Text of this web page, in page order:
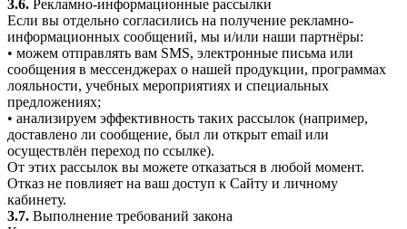
3.6. Рекламно-информационные рассылки
Если вы отдельно согласились на получение рекламно-
информационных сообщений, мы и/или наши партнёры:
• можем отправлять вам SMS, электронные письма или
сообщения в мессенджерах о нашей продукции, программах
лояльности, учебных мероприятиях и специальных
предложениях;
• анализируем эффективность таких рассылок (например,
доставлено ли сообщение, был ли открыт email или
осуществлён переход по ссылке).
От этих рассылок вы можете отказаться в любой момент.
Отказ не повлияет на ваш доступ к Сайту и личному
кабинету.
3.7. Выполнение требований закона